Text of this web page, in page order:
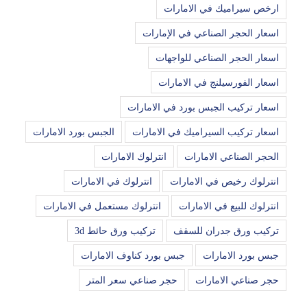
ارخص سيراميك في الامارات
اسعار الحجر الصناعي في الإمارات
اسعار الحجر الصناعي للواجهات
اسعار الفورسيلنج في الامارات
اسعار تركيب الجبس بورد في الامارات
اسعار تركيب السيراميك في الامارات الجبس بورد الامارات
الحجر الصناعي الامارات انترلوك الامارات
انترلوك رخيص في الامارات انترلوك في الامارات
انترلوك للبيع في الامارات انترلوك مستعمل في الامارات
تركيب ورق جدران للسقف تركيب ورق حائط 3d
جبس بورد الامارات جبس بورد كناوف الامارات
حجر صناعي الامارات حجر صناعي سعر المتر